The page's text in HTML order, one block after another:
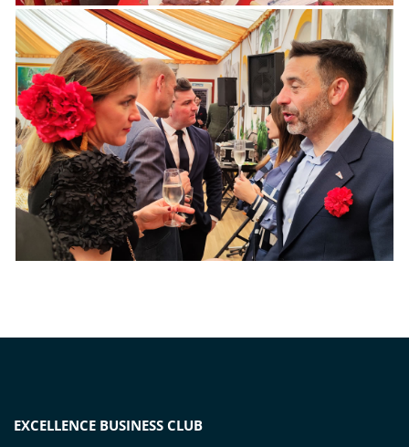
EXCELLENCE BUSINESS CLUB